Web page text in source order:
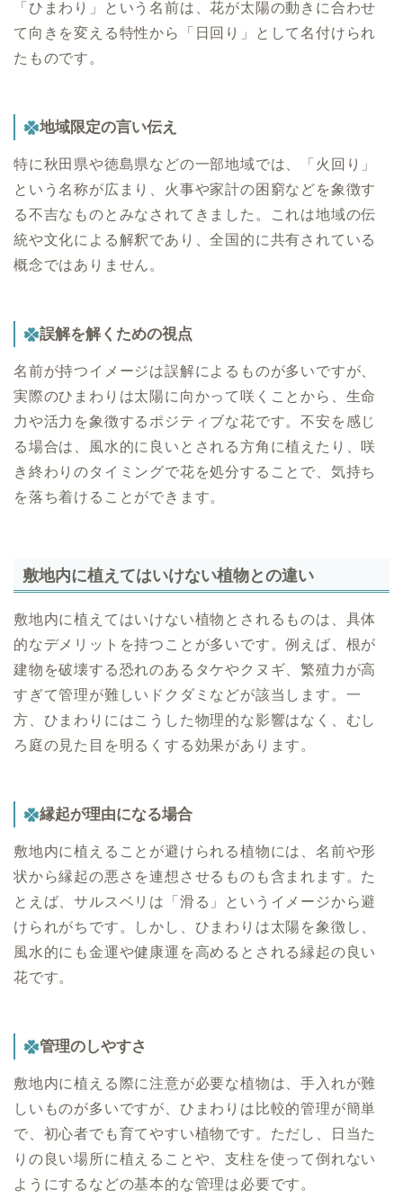
「ひまわり」という名前は、花が太陽の動きに合わせ
て向きを変える特性から「日回り」として名付けられ
たものです。
地域限定の言い伝え
特に秋田県や徳島県などの一部地域では、「火回り」
という名称が広まり、火事や家計の困窮などを象徴す
る不吉なものとみなされてきました。これは地域の伝
統や文化による解釈であり、全国的に共有されている
概念ではありません。
誤解を解くための視点
名前が持つイメージは誤解によるものが多いですが、
実際のひまわりは太陽に向かって咲くことから、生命
力や活力を象徴するポジティブな花です。不安を感じ
る場合は、風水的に良いとされる方角に植えたり、咲
き終わりのタイミングで花を処分することで、気持ち
を落ち着けることができます。
敷地内に植えてはいけない植物との違い
敷地内に植えてはいけない植物とされるものは、具体
的なデメリットを持つことが多いです。例えば、根が
建物を破壊する恐れのあるタケやクヌギ、繁殖力が高
すぎて管理が難しいドクダミなどが該当します。一
方、ひまわりにはこうした物理的な影響はなく、むし
ろ庭の見た目を明るくする効果があります。
縁起が理由になる場合
敷地内に植えることが避けられる植物には、名前や形
状から縁起の悪さを連想させるものも含まれます。た
とえば、サルスベリは「滑る」というイメージから避
けられがちです。しかし、ひまわりは太陽を象徴し、
風水的にも金運や健康運を高めるとされる縁起の良い
花です。
管理のしやすさ
敷地内に植える際に注意が必要な植物は、手入れが難
しいものが多いですが、ひまわりは比較的管理が簡単
で、初心者でも育てやすい植物です。ただし、日当た
りの良い場所に植えることや、支柱を使って倒れない
ようにするなどの基本的な管理は必要です。